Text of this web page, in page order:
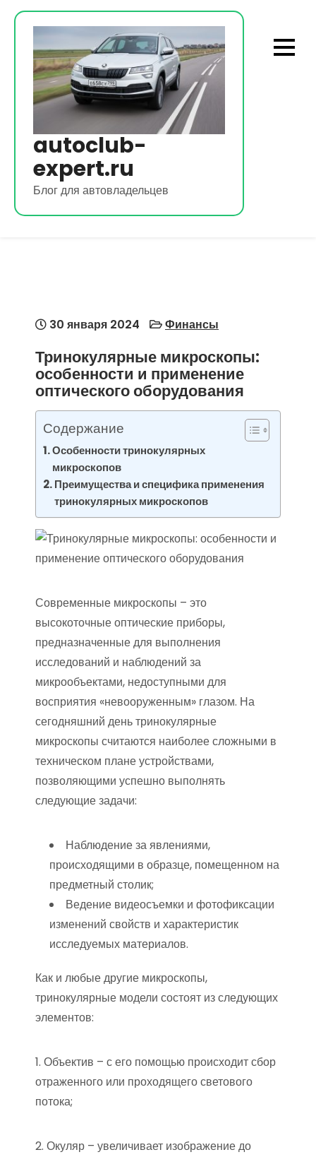
Перейти
содержимому
autoclub-
expert.ru
Блог для автовладельцев
30 января 2024 Финансы
Тринокулярные микроскопы:
особенности и применение
оптического оборудования
Содержание
Особенности тринокулярных
микроскопов
Преимущества и специфика применения
тринокулярных микроскопов
Современные микроскопы – это
высокоточные оптические приборы,
предназначенные для выполнения
исследований и наблюдений за
микрообъектами, недоступными для
восприятия «невооруженным» глазом. На
сегодняшний день тринокулярные
микроскопы считаются наиболее сложными в
техническом плане устройствами,
позволяющими успешно выполнять
следующие задачи:
Наблюдение за явлениями,
происходящими в образце, помещенном на
предметный столик;
Ведение видеосъемки и фотофиксации
изменений свойств и характеристик
исследуемых материалов.
Как и любые другие микроскопы,
тринокулярные модели состоят из следующих
элементов:
1. Объектив – с его помощью происходит сбор
отраженного или проходящего светового
потока;
2. Окуляр – увеличивает изображение до